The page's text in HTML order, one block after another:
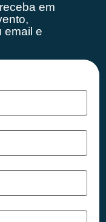
em
email e